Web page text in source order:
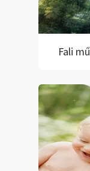
Fali